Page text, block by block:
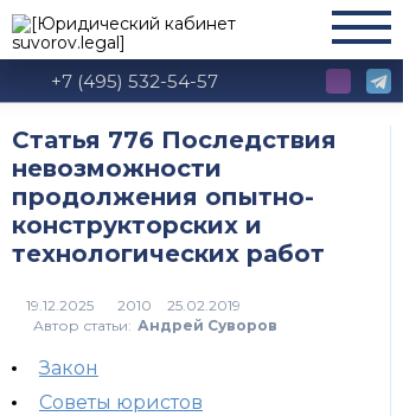
+7 (495) 532-54-57
Статья 776 Последствия
невозможности
продолжения опытно-
конструкторских и
технологических работ
2010
Автор статьи: Андрей Суворов
Закон
Советы юристов